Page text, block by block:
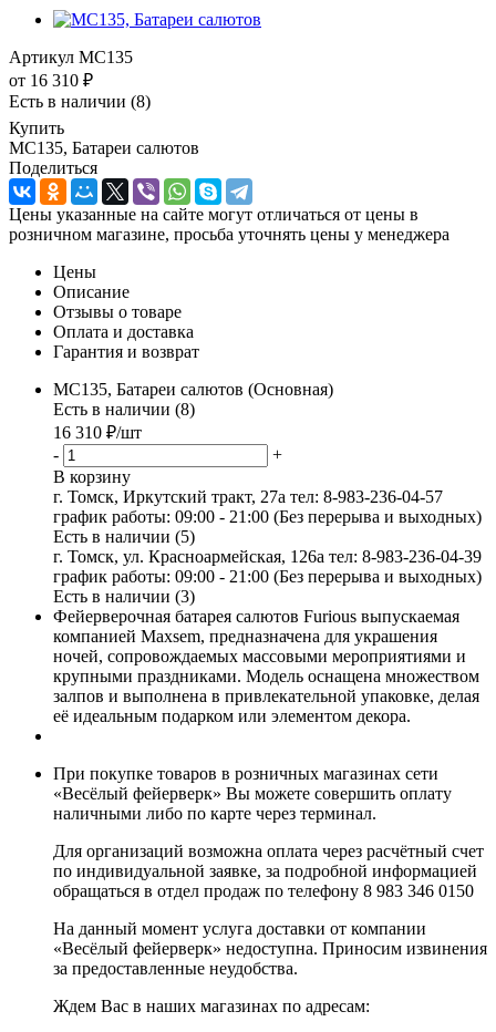
Артикул MC135
от 16 310 ₽
Есть в наличии (8)
Купить
MC135, Батареи салютов
Поделиться
Цены указанные на сайте могут отличаться от цены в
розничном магазине, просьба уточнять цены у менеджера
Цены
Описание
Отзывы о товаре
Оплата и доставка
Гарантия и возврат
MC135, Батареи салютов (Основная)
Есть в наличии (8)
16 310 ₽/шт
-
+
В корзину
г. Томск, Иркутский тракт, 27а тел: 8-983-236-04-57
график работы: 09:00 - 21:00 (Без перерыва и выходных)
Есть в наличии (5)
г. Томск, ул. Красноармейская, 126а тел: 8-983-236-04-39
график работы: 09:00 - 21:00 (Без перерыва и выходных)
Есть в наличии (3)
Фейерверочная батарея салютов Furious выпускаемая
компанией Maxsem, предназначена для украшения
ночей, сопровождаемых массовыми мероприятиями и
крупными праздниками. Модель оснащена множеством
залпов и выполнена в привлекательной упаковке, делая
её идеальным подарком или элементом декора.
При покупке товаров в розничных магазинах сети
«Весёлый фейерверк» Вы можете совершить оплату
наличными либо по карте через терминал.
Для организаций возможна оплата через расчётный счет
по индивидуальной заявке, за подробной информацией
обращаться в отдел продаж по телефону 8 983 346 0150
На данный момент услуга доставки от компании
«Весёлый фейерверк» недоступна. Приносим извинения
за предоставленные неудобства.
Ждем Вас в наших магазинах по адресам: